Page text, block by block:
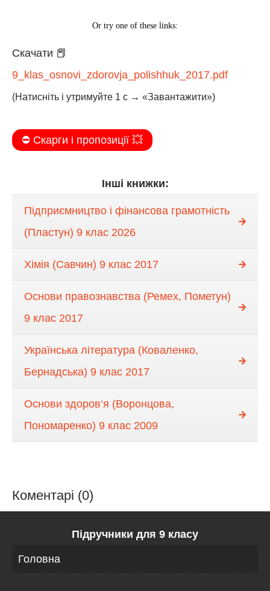
Скачати 📕
9_klas_osnovi_zdorovja_polishhuk_2017.pdf
(Натисніть і утримуйте 1 с → «Завантажити»)
⛔️ Скарги і пропозиції 💥
Інші книжки:
Підприємництво і фінансова грамотність
(Пластун) 9 клас 2026
Хімія (Савчин) 9 клас 2017
Основи правознавства (Ремех, Пометун)
9 клас 2017
Українська література (Коваленко,
Бернадська) 9 клас 2017
Основи здоров‘я (Воронцова,
Пономаренко) 9 клас 2009
Коментарі (0)
Підручники для 9 класу
Головна